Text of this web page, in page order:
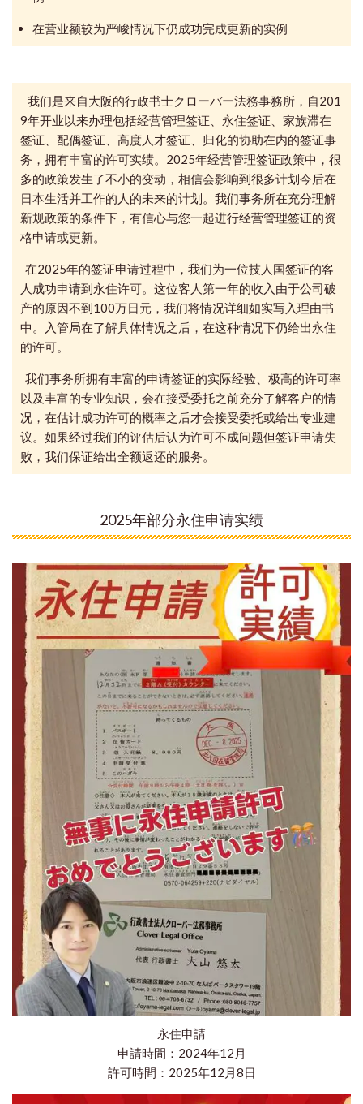
在营业额较为严峻情况下仍成功完成更新的实例
我们是来自大阪的行政书士クローバー法務事務所，自201
9年开业以来办理包括经营管理签证、永住签证、家族滞在
签证、配偶签证、高度人才签证、归化的协助在内的签证事
务，拥有丰富的许可实绩。2025年经营管理签证政策中，很
多的政策发生了不小的变动，相信会影响到很多计划今后在
日本生活并工作的人的未来的计划。我们事务所在充分理解
新规政策的条件下，有信心与您一起进行经营管理签证的资
格申请或更新。
在2025年的签证申请过程中，我们为一位技人国签证的客
人成功申请到永住许可。这位客人第一年的收入由于公司破
产的原因不到100万日元，我们将情况详细如实写入理由书
中。入管局在了解具体情况之后，在这种情况下仍给出永住
的许可。
我们事务所拥有丰富的申请签证的实际经验、极高的许可率
以及丰富的专业知识，会在接受委托之前充分了解客户的情
况，在估计成功许可的概率之后才会接受委托或给出专业建
议。如果经过我们的评估后认为许可不成问题但签证申请失
败，我们保证给出全额返还的服务。
2025年部分永住申请实绩
永住申請
申請時間：2024年12月
許可時間：2025年12月8日